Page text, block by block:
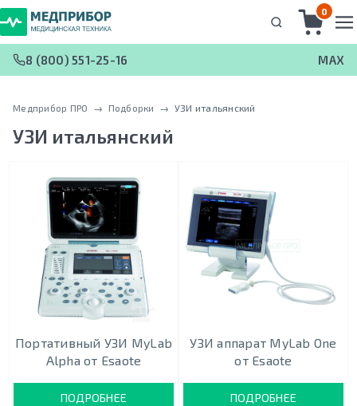
0
8 (800) 551-25-16 MAX
Медприбор ПРО → Подборки → УЗИ итальянский
УЗИ итальянский
Портативный УЗИ MyLab
Alpha от Esaote
ПОДРОБНЕЕ
УЗИ аппарат MyLab One
от Esaote
ПОДРОБНЕЕ